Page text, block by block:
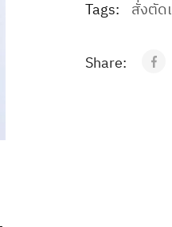
Tags: สั่งตัด
Share: